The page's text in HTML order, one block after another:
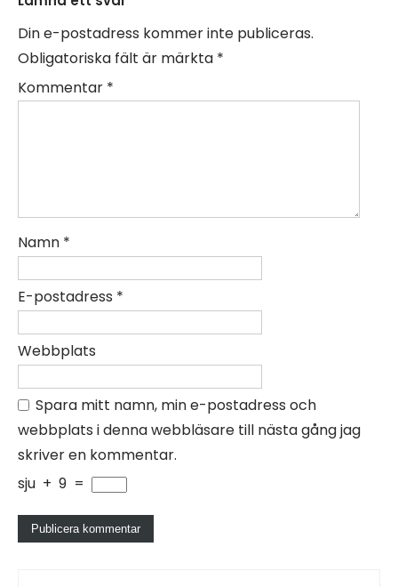
Din e-postadress kommer inte publiceras.
Obligatoriska fält är märkta *
Kommentar *
Namn *
E-postadress *
Webbplats
Spara mitt namn, min e-postadress och
webbplats i denna webbläsare till nästa gång jag
skriver en kommentar.
sju + 9 =